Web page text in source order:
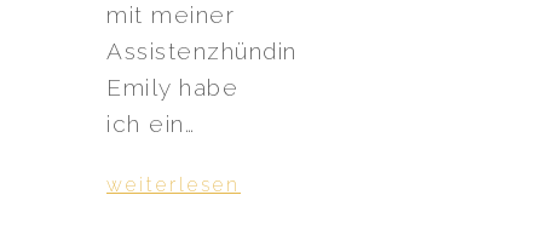
mit meiner
Assistenzhündin
Emily habe
ich ein…
weiterlesen